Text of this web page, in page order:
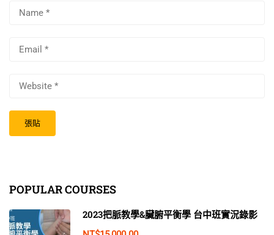
POPULAR COURSES
2023把脈教學&臟腑平衡學 台中班實況錄影